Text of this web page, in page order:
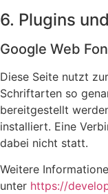
6. Plugins
Google Web
Diese Seite nutzt
Schriftarten so
bereitgestellt
installiert. Eine
dabei nicht statt.
Weitere
unter https://